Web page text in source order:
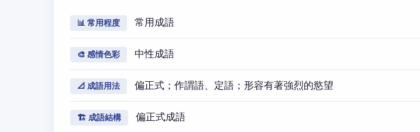
📊 常用程度 常用成語
🎨 感情色彩 中性成語
📐 成語用法 偏正式；作謂語、定語；形容有著強烈的慾望
🏗️ 成語結構 偏正式成語